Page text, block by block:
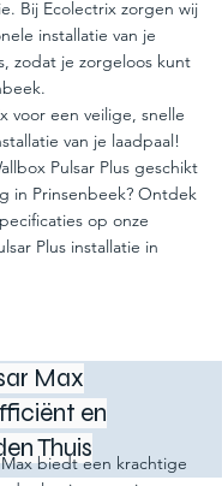
Bij Ecolectrix zorgen wij
installatie van je
zodat je zorgeloos kunt
voor een veilige, snelle
van je laadpaal!
Pulsar Plus geschikt
in Prinsenbeek? Ontdek
op onze
Plus installatie in
Max
en
Thuis
biedt een krachtige